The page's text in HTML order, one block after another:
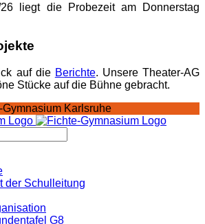
26 liegt die Probezeit am Donnerstag
auf die Berichte. Unsere Theater-AG
Stücke auf die Bühne gebracht.
Karlsruhe
der Schulleitung
G8